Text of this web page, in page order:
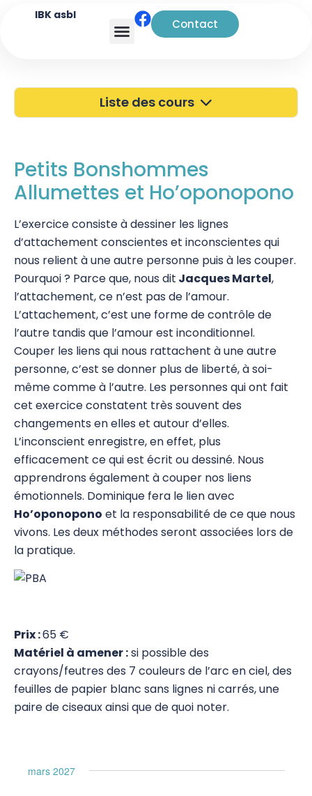
IBK asbl
Contact
Liste des cours
Portes Ouvertes
Atelier à Bruxelles
Découverte
Kinésiologie
Pratiques supervisées – Examens
EFT et Tapping
Psychogénéalogie
Analyse Transactionnelle (AT)
Autres Formations
Communication et Trauma
EmRes
Massage et Méthodes physiques douces
Pauses Bien-Être
Cartes Associatives
Pour les enfants
Premiers Secours
Sciences
Petits Bonshommes
Allumettes et Ho’oponopono
L’exercice consiste à dessiner les lignes
d’attachement conscientes et inconscientes qui
nous relient à une autre personne puis à les couper.
Pourquoi ? Parce que, nous dit Jacques Martel,
l’attachement, ce n’est pas de l’amour.
L’attachement, c’est une forme de contrôle de
l’autre tandis que l’amour est inconditionnel.
Couper les liens qui nous rattachent à une autre
personne, c’est se donner plus de liberté, à soi-
même comme à l’autre. Les personnes qui ont fait
cet exercice constatent très souvent des
changements en elles et autour d’elles.
L’inconscient enregistre, en effet, plus
efficacement ce qui est écrit ou dessiné. Nous
apprendrons également à couper nos liens
émotionnels. Dominique fera le lien avec
Ho’oponopono et la responsabilité de ce que nous
vivons. Les deux méthodes seront associées lors de
la pratique.
Prix :65 €
Matériel à amener :si possible des
crayons/feutres des 7 couleurs de l’arc en ciel, des
feuilles de papier blanc sans lignes ni carrés, une
paire de ciseaux ainsi que de quoi noter.
mars 2027